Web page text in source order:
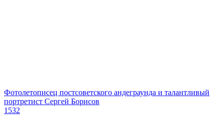
Фотолетописец постсоветского андеграунда и талантливый
портретист Сергей Борисов
1532